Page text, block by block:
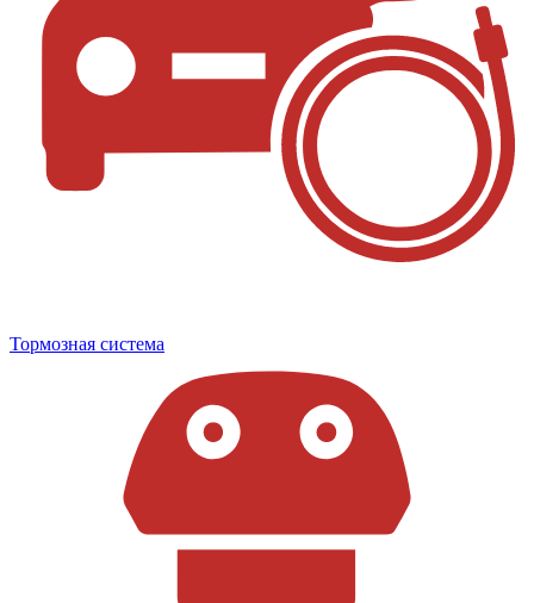
Тормозная система